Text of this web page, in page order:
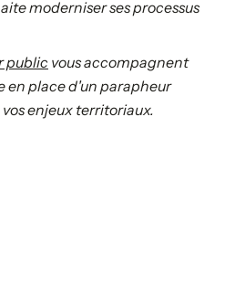
moderniser ses processus
public vous accompagnent
en place d'un parapheur
enjeux territoriaux.